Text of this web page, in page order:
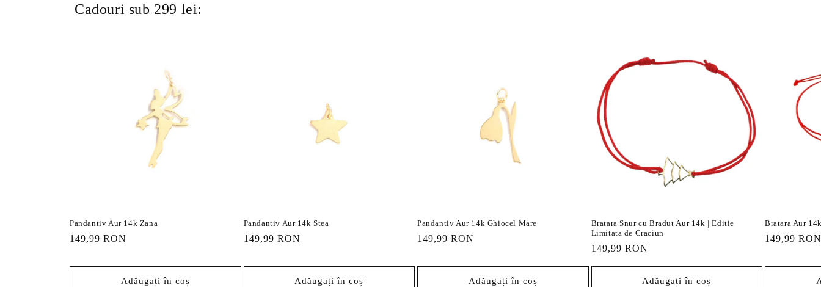
Cadouri sub 299 lei:
Pandantiv Aur 14k Zana
Preț
149,99 RON
Adăugați în coș
Pandantiv Aur 14k Stea
Preț
149,99 RON
Adăugați în coș
Pandantiv Aur 14k Ghiocel Mare
Preț
149,99 RON
Adăugați în coș
Bratara Snur cu Bradut Aur 14k | Editie
Limitata de Craciun
Preț
149,99 RON
Adăugați în coș
Bratara Aur
Preț
149,99 RON